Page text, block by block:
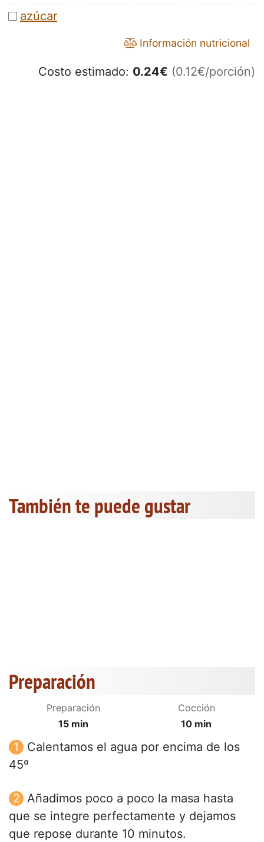
azúcar
Información nutricional
Costo estimado: 0.24€ (0.12€/porción)
También te puede gustar
Preparación
Preparación
15 min
Cocción
10 min
Calentamos el agua por encima de los
45º
Añadimos poco a poco la masa hasta
que se integre perfectamente y dejamos
que repose durante 10 minutos.